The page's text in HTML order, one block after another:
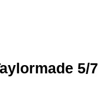
5/7